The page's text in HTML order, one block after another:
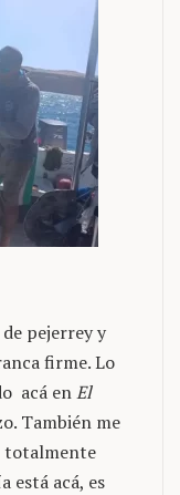
pejerrey y
firme. Lo
acá enEl
También me
totalmente
está acá, es